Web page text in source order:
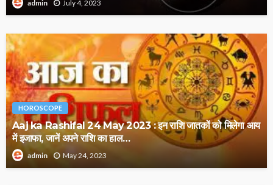
admin July 4, 2023
HOROSCOPE
Aaj ka Rashifal 24 May 2023 : इन राशि जातकों को मिलेगा आय
में इजाफा, जानें अपने राशि का हाल…
admin May 24, 2023